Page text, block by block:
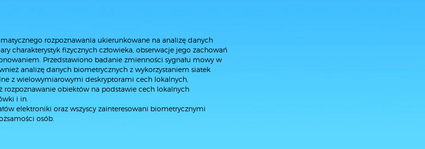
rozpoznawania ukierunkowane na analizę danych
charakterystyk fizycznych człowieka, obserwacje jego zachowań
Przedstawiono badanie zmienności sygnału mowy w
analizę danych biometrycznych z wykorzystaniem siatek
z wielowymiarowymi deskryptorami cech lokalnych,
obiektów na podstawie cech lokalnych
i in.
elektroniki oraz wszyscy zainteresowani biometrycznymi
osób.